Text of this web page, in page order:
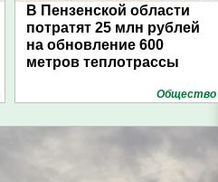
В Пензенской области
потратят 25 млн рублей
на обновление 600
метров теплотрассы
Общество